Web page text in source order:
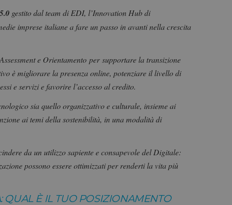
gestito dal team di EDI, l’Innovation Hub di
imprese italiane a fare un passo in avanti nella crescita
Assessmente Orientamento per supportare la transizione
è migliorare la presenza online, potenziare il livello di
e servizi e favorire l’accesso al credito.
sia quello organizzativo e culturale, insieme ai
ai temi della sostenibilità, in una modalità di
da un utilizzo sapiente e consapevole del Digitale:
possono essere ottimizzati per renderti la vita più
QUAL È IL TUO POSIZIONAMENTO